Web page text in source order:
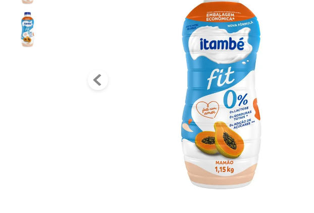
cerveja
frango
leite
vinho
leite pó
tv